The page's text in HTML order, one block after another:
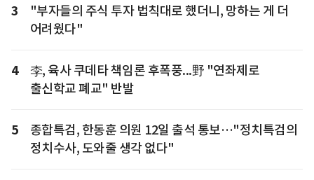
3
"부자들의 주식 투자 법칙대로 했더니, 망하는 게 더
어려웠다"
4
李, 육사 쿠데타 책임론 후폭풍...野 "연좌제로
출신학교 폐교" 반발
5
종합특검, 한동훈 의원 12일 출석 통보…"정치특검의
정치수사, 도와줄 생각 없다"